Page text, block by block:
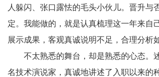
人躲闪、张口露怯的毛头小伙儿。晋升与
定。我能做的，就是认真梳理这一年来自
展示成果，客观真诚说明不足，合理分析
不太熟悉的舞台，却是熟悉的心态。
名技术演说家，真诚地讲述了入职以来的